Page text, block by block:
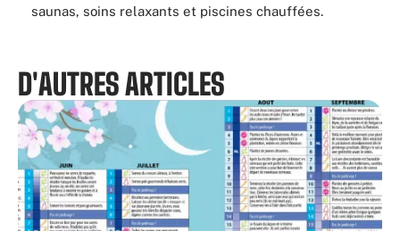
saunas, soins relaxants et piscines chauffées.
D'AUTRES ARTICLES